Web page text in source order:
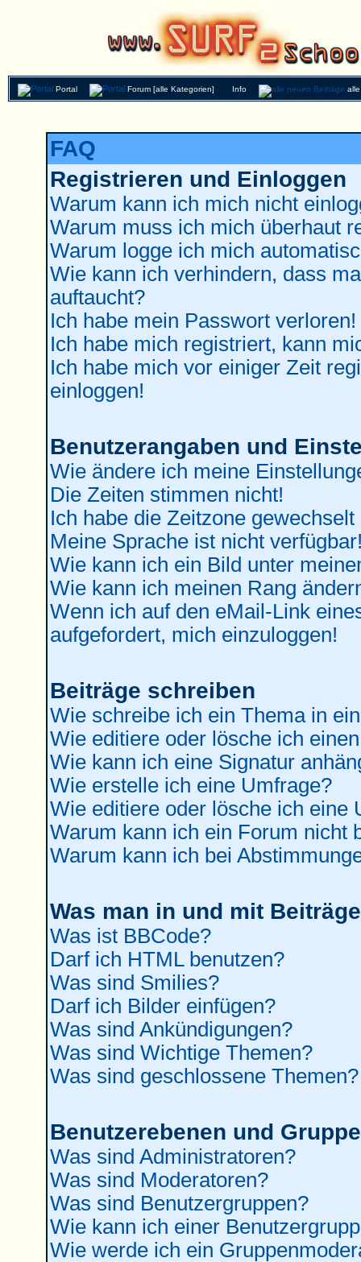
Portal Forum [alle Kategorien] Info
FAQ
Registrieren und Einloggen
Warum kann ich mich nicht
Warum muss ich mich überhaut
Warum logge ich mich
Wie kann ich verhindern, dass
auftaucht?
Ich habe mein Passwort verloren!
Ich habe mich registriert, kann
Ich habe mich vor einiger Zeit
einloggen!
Benutzerangaben und
Wie ändere ich meine
Die Zeiten stimmen nicht!
Ich habe die Zeitzone
Meine Sprache ist nicht
Wie kann ich ein Bild unter
Wie kann ich meinen Rang
Wenn ich auf den eMail-Link
aufgefordert, mich einzuloggen!
Beiträge schreiben
Wie schreibe ich ein Thema in
Wie editiere oder lösche ich
Wie kann ich eine Signatur
Wie erstelle ich eine Umfrage?
Wie editiere oder lösche ich eine
Warum kann ich ein Forum nicht
Warum kann ich bei
Was man in und mit
Was ist BBCode?
Darf ich HTML benutzen?
Was sind Smilies?
Darf ich Bilder einfügen?
Was sind Ankündigungen?
Was sind Wichtige Themen?
Was sind geschlossene Themen?
Benutzerebenen und
Was sind Administratoren?
Was sind Moderatoren?
Was sind Benutzergruppen?
Wie kann ich einer
Wie werde ich ein